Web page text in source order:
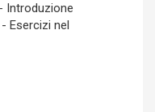
Introduzione
Esercizi nel